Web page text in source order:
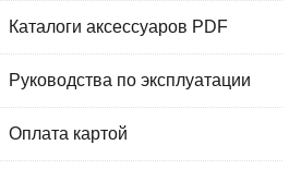
Каталоги аксессуаров PDF
Руководства по эксплуатации
Оплата картой